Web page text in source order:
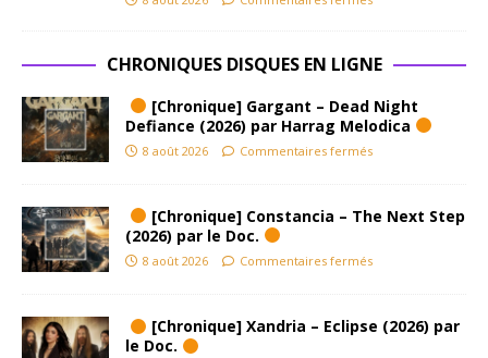
CHRONIQUES DISQUES EN LIGNE
[Chronique] Gargant – Dead Night
Defiance (2026) par Harrag Melodica
8 août 2026 Commentaires fermés
[Chronique] Constancia – The Next Step
(2026) par le Doc.
8 août 2026 Commentaires fermés
[Chronique] Xandria – Eclipse (2026) par
le Doc.